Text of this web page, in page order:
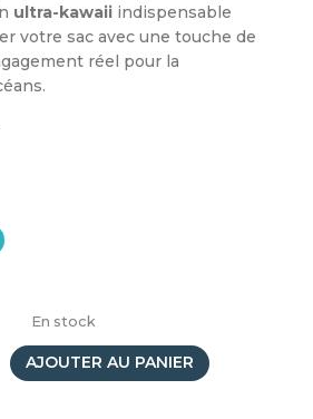
ultra-kawaii indispensable
votre sac avec une touche de
réel pour la
En stock
AJOUTER AU PANIER